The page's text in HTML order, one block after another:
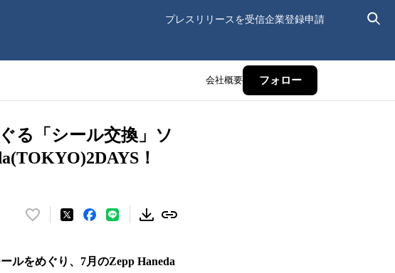
プレスリリースを受信企業登録申請
会社概要 フォロー
る「シール交換」ソ
！
い
！
ルをめぐり、7月のZepp Haneda